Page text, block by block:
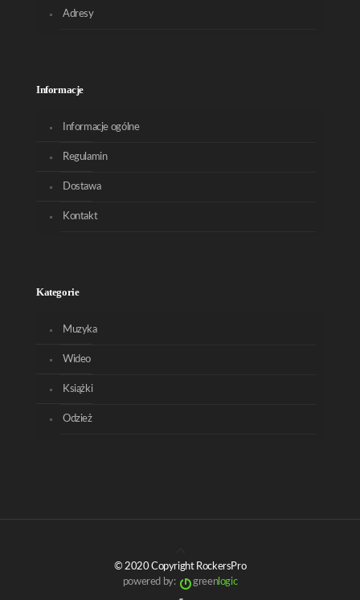
Adresy
Informacje
Informacje ogólne
Regulamin
Dostawa
Kontakt
Kategorie
Muzyka
Wideo
Książki
Odzież
© 2020 Copyright RockersPro
powered by:
greenlogic